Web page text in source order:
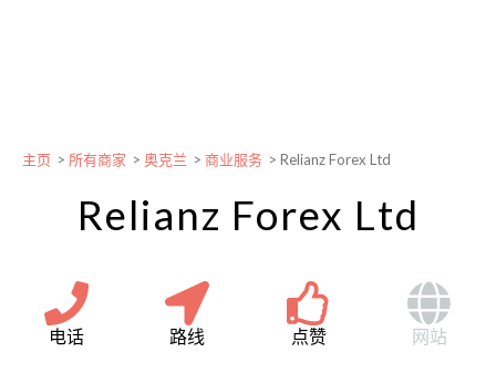
主页 > 所有商家 > 奥克兰 > 商业服务 > Relianz Forex Ltd
Relianz Forex Ltd
电话 路线 点赞 网站